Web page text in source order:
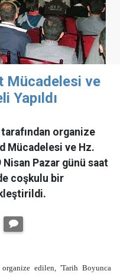
Mücadelesi ve
Yapıldı
organize
Mücadelesi ve Hz.
Nisan Pazar günü saat
coşkulu bir
organize edilen, 'Tarih Boyunca